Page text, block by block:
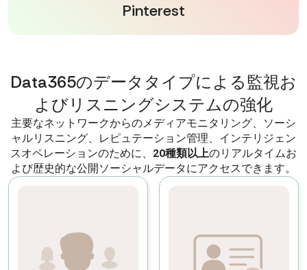
Pinterest
Data365のデータタイプによる監視お
よびリスニングシステムの強化
主要なネットワークからのメディアモニタリング、ソーシ
ャルリスニング、レピュテーション管理、インテリジェン
スオペレーションのために、 20種類以上のリアルタイムお
よび歴史的な公開ソーシャルデータにアクセスできます。